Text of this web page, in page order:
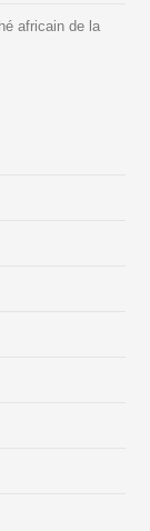
africain de la